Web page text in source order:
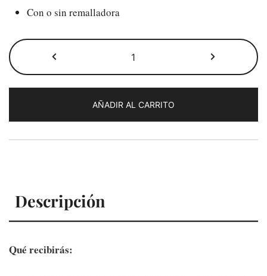
Con o sin remalladora
patron
Amalia
AÑADIR AL CARRITO
Descripción
Qué recibirás: